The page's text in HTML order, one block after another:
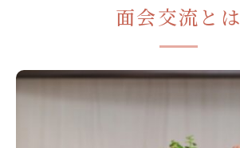
面会交流とは